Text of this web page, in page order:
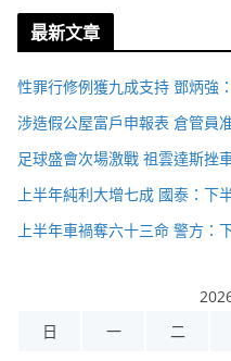
最新文章
性罪行修例獲九成支持 鄧炳強
涉造假公屋富戶申報表 倉管員
足球盛會次場激戰 祖雲達斯挫
上半年純利大增七成 國泰：下
上半年車禍奪六十三命 警方：
日
一 二